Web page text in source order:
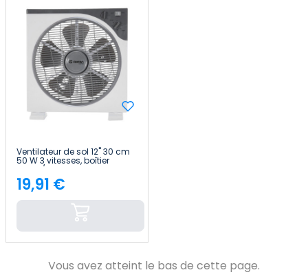
Ventilateur de sol 12" 30 cm
50 W 3 vitesses, boîtier
blanc/gris Thinia Home
Price
19,91 €
Vous avez atteint le bas de cette page.